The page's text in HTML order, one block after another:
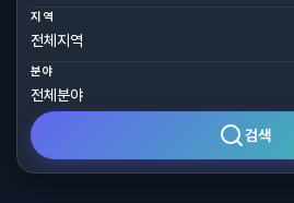
지역
분야
검색